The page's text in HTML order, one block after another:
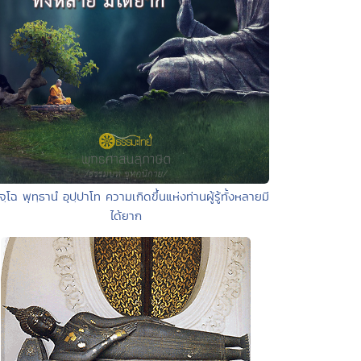
โฉ พุทฺธานํ อุปฺปาโท ความเกิดขึ้นแห่งท่านผู้รู้ทั้งหลายมี
ได้ยาก